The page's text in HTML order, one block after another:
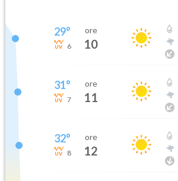
29°
6
ore
10
31°
7
ore
11
32°
8
ore
12